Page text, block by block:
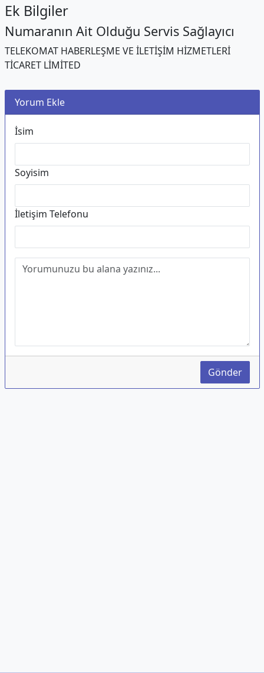
Ek Bilgiler
Numaranın Ait Olduğu Servis Sağlayıcı
TELEKOMAT HABERLEŞME VE İLETİŞİM HİZMETLERİ
TİCARET LİMİTED
Yorum Ekle
İsim
Soyisim
İletişim Telefonu
Gönder